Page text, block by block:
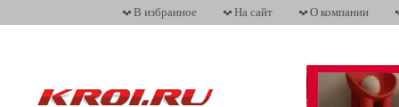
В избранное На сайт О компании